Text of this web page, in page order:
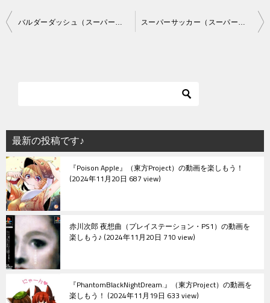
投
シ
ョ
ン
最新の投稿です♪
『Poison Apple』（東方Project）の動画を楽しもう！
2024年11月20日 687 view
赤川次郎 夜想曲（プレイステーション・PS1）の動画を
楽しもう♪ 2024年11月20日 710 view
『PhantomBlackNightDream.』（東方Project）の動画を
楽しもう！ 2024年11月19日 633 view